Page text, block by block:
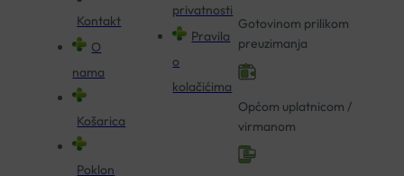
Kontakt
O
nama
Košarica
Poklon
privatnosti
Pravila
o
kolačićima
Gotovinom prilikom
preuzimanja
Općom uplatnicom /
virmanom